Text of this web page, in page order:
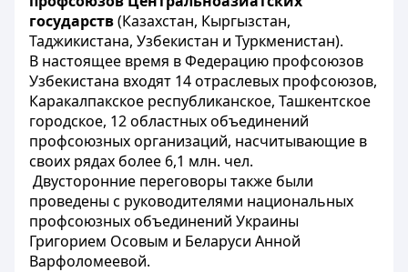
государств(Казахстан, Кыргызстан,
Таджикистана, Узбекистан и Туркменистан).
В настоящее время в Федерацию профсоюзов
Узбекистана входят 14 отраслевых профсоюзов,
Каракалпакское республиканское, Ташкентское
городское, 12 областных объединений
профсоюзных организаций, насчитывающие в
своих рядах более 6,1 млн. чел.
Двусторонние переговоры также были
проведены с руководителями национальных
профсоюзных объединений Украины
Григорием Осовым и Беларуси Анной
Варфоломеевой.